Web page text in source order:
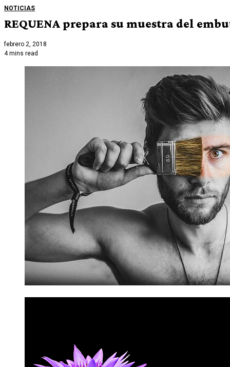
NOTICIAS
REQUENA prepara su muestra del
febrero 2, 2018
4 mins read